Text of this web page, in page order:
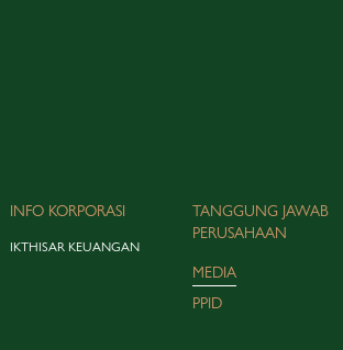
INFO KORPORASI
IKTHISAR KEUANGAN
TANGGUNG JAWAB
PERUSAHAAN
MEDIA
PPID